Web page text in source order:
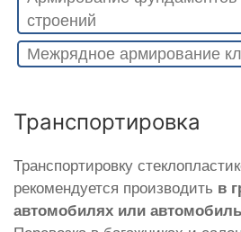
строений
Межрядное армирование
Транспортировка
Транспортировку
рекомендуется производить в
автомобилях или